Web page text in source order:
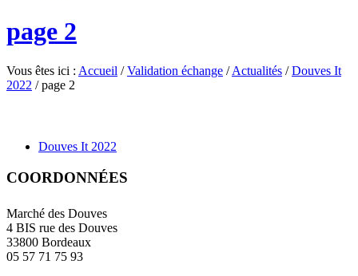
page 2
Vous êtes ici : Accueil / Validation échange / Actualités / Douves It
2022 / page 2
Douves It 2022
COORDONNÉES
Marché des Douves
4 BIS rue des Douves
33800 Bordeaux
05 57 71 75 93